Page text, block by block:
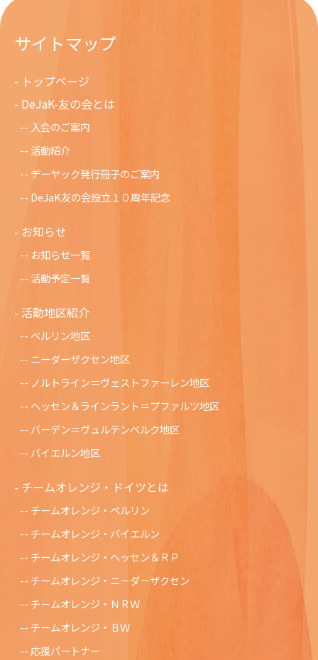
サイトマップ
トップページ
DeJaK-友の会とは
入会のご案内
活動紹介
デーヤック発行冊子のご案内
DeJaK友の会設立１０周年記念
お知らせ
お知らせ一覧
活動予定一覧
活動地区紹介
ベルリン地区
ニーダーザクセン地区
ノルトライン＝ヴェストファーレン地区
ヘッセン＆ラインラント＝プファルツ地区
バーデン＝ヴュルテンベルク地区
バイエルン地区
チームオレンジ・ドイツとは
チームオレンジ・ベルリン
チームオレンジ・バイエルン
チームオレンジ・ヘッセン＆ＲＰ
チームオレンジ・ニ－ダ－ザクセン
チ－ムオレンジ・ＮＲＷ
チームオレンジ・ＢＷ
応援パートナー